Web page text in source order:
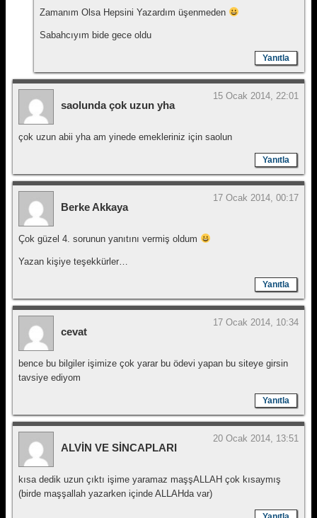
Zamanım Olsa Hepsini Yazardım üşenmeden
Sabahcıyım bide gece oldu
Yanıtla
saolunda çok uzun yha
15 Ocak 2014, 22:01
çok uzun abii yha am yinede emekleriniz için saolun
Yanıtla
Berke Akkaya
17 Ocak 2014, 00:17
Çok güzel 4. sorunun yanıtını vermiş oldum
Yazan kişiye teşekkürler…
Yanıtla
cevat
17 Ocak 2014, 10:34
bence bu bilgiler işimize çok yarar bu ödevi yapan bu siteye girsin
tavsiye ediyom
Yanıtla
ALVİN VE SİNCAPLARI
20 Ocak 2014, 13:51
kısa dedik uzun çıktı işime yaramaz maşşALLAH çok kısaymış
(birde maşşallah yazarken içinde ALLAHda var)